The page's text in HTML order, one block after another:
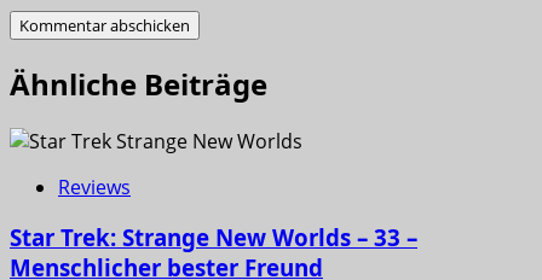
Ähnliche Beiträge
Reviews
Star Trek: Strange New Worlds – 33 –
Menschlicher bester Freund